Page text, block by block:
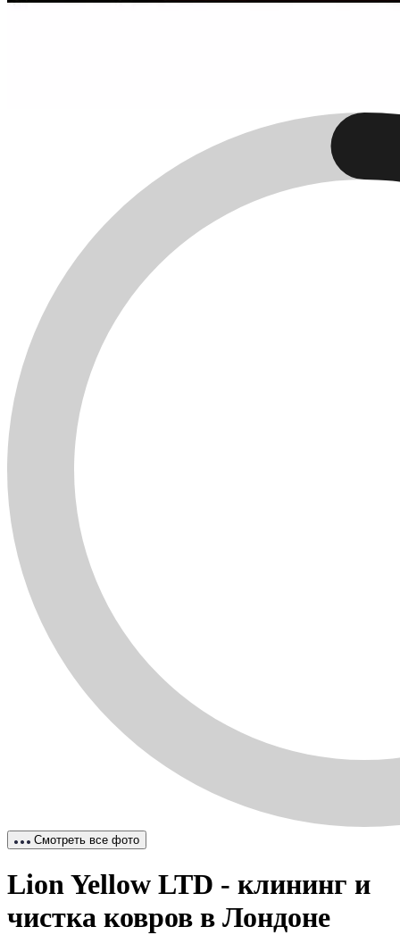
Смотреть все фото
Lion Yellow LTD - клининг и
чистка ковров в Лондоне